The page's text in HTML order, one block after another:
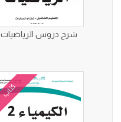
شرح دروس الرياضيات
كتاب